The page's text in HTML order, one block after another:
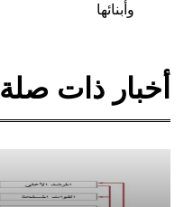
وأبنائها
أخبار ذات صلة